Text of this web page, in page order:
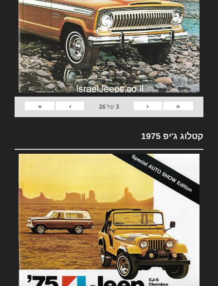
«
‹
3של26
›
»
קטלוג ג'יפ 1975